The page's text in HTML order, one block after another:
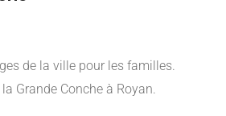
de la ville pour les familles.
Grande Conche à Royan.